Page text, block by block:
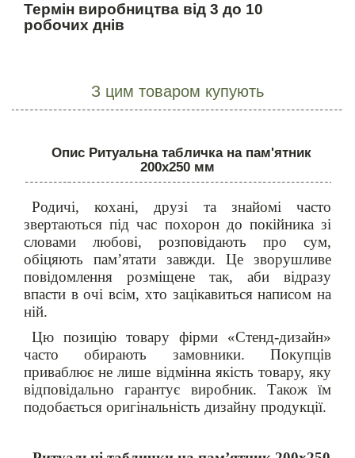
Термін виробництва від 3 до 10
робочих днів
З цим товаром купують
Опис Ритуальна табличка на пам'ятник
200х250 мм
Родичі, кохані, друзі та знайомі часто
звертаються під час похорон до покійника зі
словами любові, розповідають про сум,
обіцяють пам’ятати завжди. Це зворушливе
повідомлення розміщене так, аби відразу
впасти в очі всім, хто зацікавиться написом на
ній.
Цю позицію товару фірми «Стенд-дизайн»
часто обирають замовники. Покупців
приваблює не лише відмінна якість товару, яку
відповідально гарантує виробник. Також їм
подобається оригінальність дизайну продукції.